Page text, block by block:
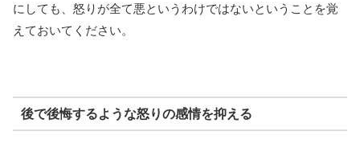
にしても、怒りが全て悪というわけではないということを覚
えておいてください。
後で後悔するような怒りの感情を抑える